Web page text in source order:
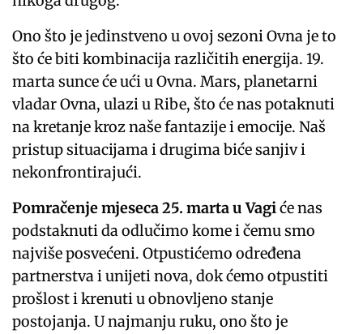
Ono što je jedinstveno u ovoj sezoni Ovna je to
što će biti kombinacija različitih energija. 19.
marta sunce će ući u Ovna. Mars, planetarni
vladar Ovna, ulazi u Ribe, što će nas potaknuti
na kretanje kroz naše fantazije i emocije. Naš
pristup situacijama i drugima biće sanjiv i
nekonfrontirajući.
Pomračenje mjeseca 25. marta u Vagiće nas
podstaknuti da odlučimo kome i čemu smo
najviše posvećeni. Otpustićemo određena
partnerstva i unijeti nova, dok ćemo otpustiti
prošlost i krenuti u obnovljeno stanje
postojanja. U najmanju ruku, ono što je